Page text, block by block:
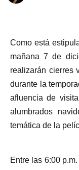
Como está
mañana 7 de
realizarán cierres
durante la
afluencia de
alumbrados
temática de la
Entre las 6:00